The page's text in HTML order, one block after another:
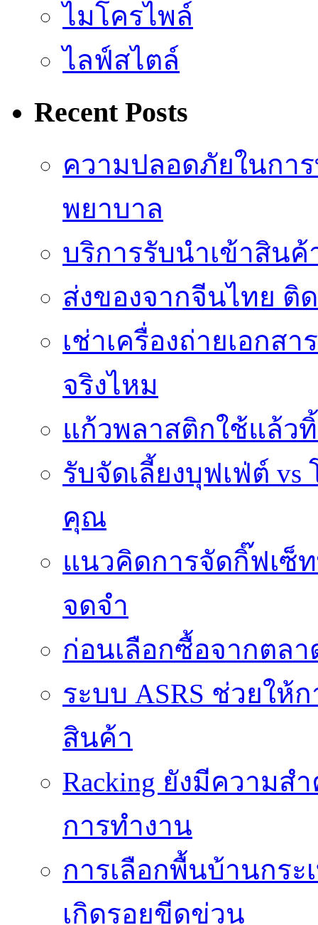
ไมโครไพล์
ไลฟ์สไตล์
Recent Posts
ความปลอดภัยในกา
พยาบาล
บริการรับนำเข้าสิน
ส่งของจากจีนไทย ติ
เช่าเครื่องถ่ายเอกส
จริงไหม
แก้วพลาสติกใช้แล้ว
รับจัดเลี้ยงบุฟเฟ่ต์
คุณ
แนวคิดการจัดกิ๊ฟเซ็
จดจำ
ก่อนเลือกซื้อจากตล
ระบบ ASRS ช่วยให้
สินค้า
Racking ยังมีความ
การทำงาน
การเลือกพื้นบ้านกร
เกิดรอยขีดข่วน